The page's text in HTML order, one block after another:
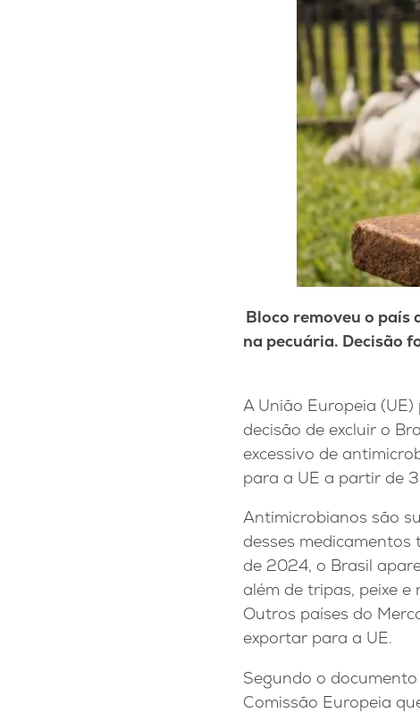
Bloco removeu o país
na pecuária. Decisão
A União Europeia
decisão de excluir o
excessivo de
para a UE a partir de
Antimicrobianos são
desses
de 2024, o Brasil
além de tripas, peixe
Outros países do
exportar para a UE.
Segundo o
Comissão Europeia